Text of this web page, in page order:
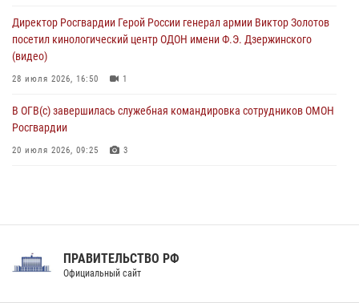
08 августа 2026, 09:29
Директор Росгвардии Герой России генерал армии Виктор Золотов
посетил кинологический центр ОДОН имени Ф.Э. Дзержинского
(видео)
28 июля 2026, 16:50 1
В ОГВ(с) завершилась служебная командировка сотрудников ОМОН
Росгвардии
20 июля 2026, 09:25 3
Праздник «Один день с Росгвардией» к 105-летию Центрального
ПРАВИТЕЛЬСТВО РФ
Официальный сайт